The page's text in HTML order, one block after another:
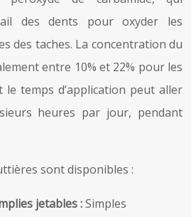
des dents pour oxyder les
des taches. La concentration du
entre 10% et 22% pour les
le temps d’application peut aller
heures par jour, pendant
sont disponibles :
jetables :Simples